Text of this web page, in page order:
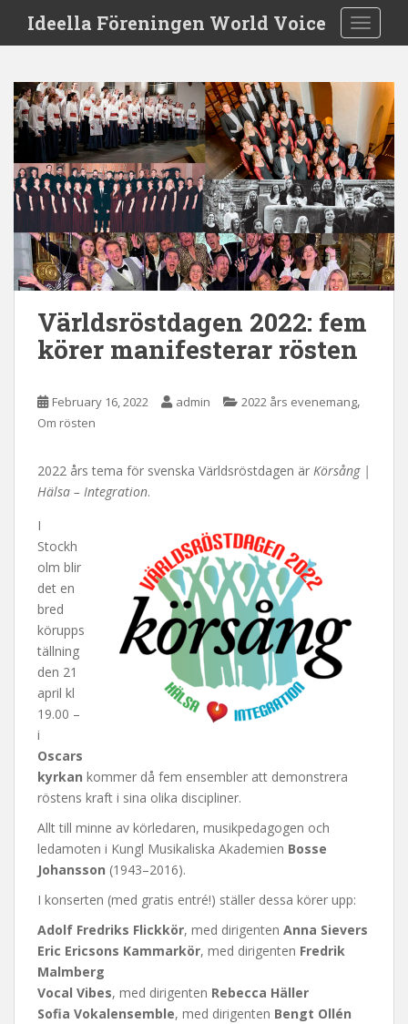
i
Ideella Föreningen World Voice
Världsröstdagen 2022: fem
körer manifesterar rösten
February 16, 2022 admin 2022 års evenemang,
Om rösten
2022 års tema för svenska Världsröstdagen är Körsång |
Hälsa – Integration.
I
Stockh
olm blir
det en
bred
körupps
tällning
den 21
april kl
19.00 –
i
Oscars
kyrkan kommer då fem ensembler att demonstrera
röstens kraft i sina olika discipliner.
Allt till minne av körledaren, musikpedagogen och
ledamoten i Kungl Musikaliska Akademien Bosse
Johansson (1943–2016).
I konserten (med gratis entré!) ställer dessa körer upp:
Adolf Fredriks Flickkör, med dirigenten Anna Sievers
Eric Ericsons Kammarkör, med dirigenten Fredrik
Malmberg
Vocal Vibes, med dirigenten Rebecca Häller
Sofia Vokalensemble, med dirigenten Bengt Ollén